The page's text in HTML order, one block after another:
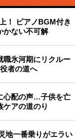
！ ピアノBGM付き
かない不可解
職氷河期にリクルー
者の道へ
心配の声…子供を亡
ケアの道のり
地一番乗りがエラい